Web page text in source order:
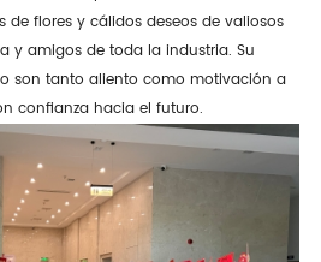
de flores y cálidos deseos de valiosos
y amigos de toda la industria. Su
son tanto aliento como motivación a
confianza hacia el futuro.